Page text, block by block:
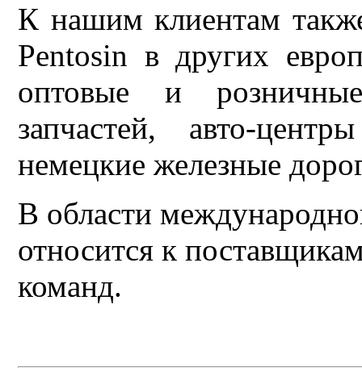
К нашим клиентам также
Pentosin в других
оптовые и
запчастей, авто-
немецкие железные
В области
относится к
команд.